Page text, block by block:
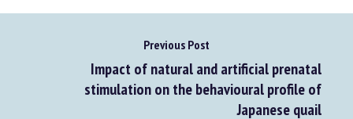
Previous Post
Impact of natural and artificial prenatal